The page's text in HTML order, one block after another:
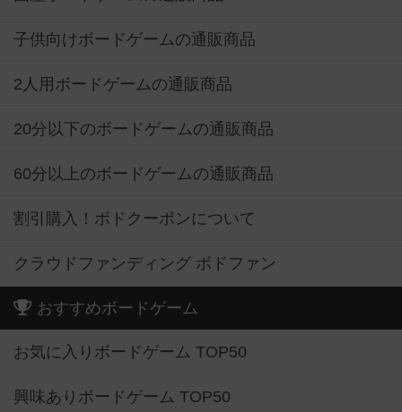
子供向けボードゲームの通販商品
2人用ボードゲームの通販商品
20分以下のボードゲームの通販商品
60分以上のボードゲームの通販商品
割引購入！ボドクーポンについて
クラウドファンディング ボドファン
おすすめボードゲーム
お気に入りボードゲーム TOP50
興味ありボードゲーム TOP50